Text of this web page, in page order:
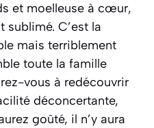
et moelleuse à cœur,
C’est la
mais terriblement
toute la famille
vous à redécouvrir
déconcertante,
goûté, il n’y aura